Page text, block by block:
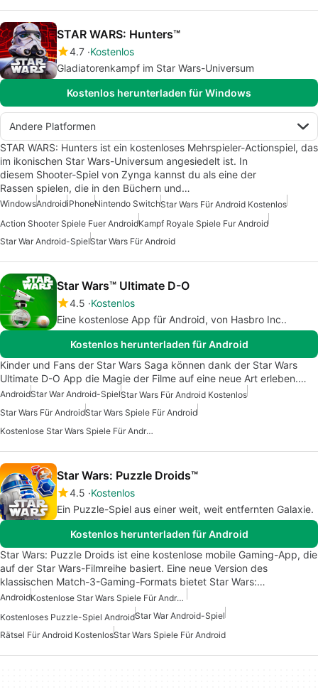
STAR WARS: Hunters™
4.7 Kostenlos
Gladiatorenkampf im Star Wars-Universum
Kostenlos herunterladen für Windows
Andere Platformen
STAR WARS: Hunters ist ein kostenloses Mehrspieler-Actionspiel, das
im ikonischen Star Wars-Universum angesiedelt ist. In
diesem Shooter-Spiel von Zynga kannst du als eine der
Rassen spielen, die in den Büchern und…
WindowsAndroidiPhoneNintendo SwitchStar Wars Für Android Kostenlos
Action Shooter Spiele Fuer AndroidKampf Royale Spiele Fur Android
Star War Android-SpielStar Wars Für Android
Star Wars™ Ultimate D-O
4.5 Kostenlos
Eine kostenlose App für Android, von Hasbro Inc..
Kostenlos herunterladen für Android
Kinder und Fans der Star Wars Saga können dank der Star Wars
Ultimate D-O App die Magie der Filme auf eine neue Art erleben.…
AndroidStar War Android-SpielStar Wars Für Android Kostenlos
Star Wars Für AndroidStar Wars Spiele Für Android
Kostenlose Star Wars Spiele Für Android
Star Wars: Puzzle Droids™
4.5 Kostenlos
Ein Puzzle-Spiel aus einer weit, weit entfernten Galaxie.
Kostenlos herunterladen für Android
Star Wars: Puzzle Droids ist eine kostenlose mobile Gaming-App, die
auf der Star Wars-Filmreihe basiert. Eine neue Version des
klassischen Match-3-Gaming-Formats bietet Star Wars:…
Android
Kostenlose Star Wars Spiele Für Android
Kostenloses Puzzle-Spiel AndroidStar War Android-Spiel
Rätsel Für Android KostenlosStar Wars Spiele Für Android